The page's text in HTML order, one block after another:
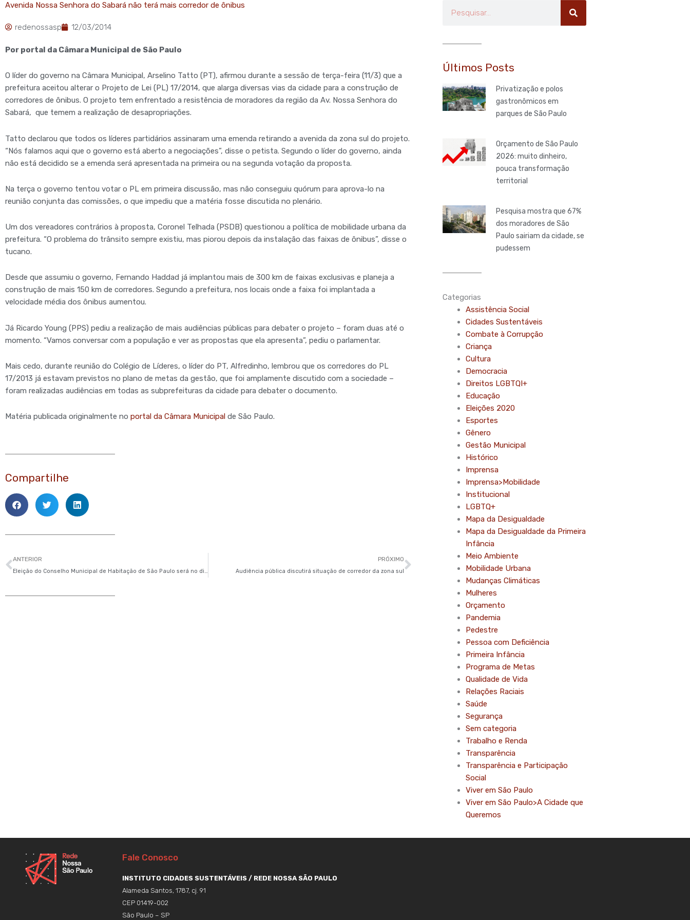
Avenida Nossa Senhora do Sabará não terá mais corredor de ônibus
redenossasp 12/03/2014
Por portal da Câmara Municipal de São Paulo
O líder do governo na Câmara Municipal, Arselino Tatto (PT), afirmou durante a sessão de terça-feira (11/3) que a
prefeitura aceitou alterar o Projeto de Lei (PL) 17/2014, que alarga diversas vias da cidade para a construção de
corredores de ônibus. O projeto tem enfrentado a resistência de moradores da região da Av. Nossa Senhora do
Sabará, que temem a realização de desapropriações.
Tatto declarou que todos os líderes partidários assinaram uma emenda retirando a avenida da zona sul do projeto.
“Nós falamos aqui que o governo está aberto a negociações”, disse o petista. Segundo o líder do governo, ainda
não está decidido se a emenda será apresentada na primeira ou na segunda votação da proposta.
Na terça o governo tentou votar o PL em primeira discussão, mas não conseguiu quórum para aprova-lo na
reunião conjunta das comissões, o que impediu que a matéria fosse discutida no plenário.
Um dos vereadores contrários à proposta, Coronel Telhada (PSDB) questionou a política de mobilidade urbana da
prefeitura. “O problema do trânsito sempre existiu, mas piorou depois da instalação das faixas de ônibus”, disse o
tucano.
Desde que assumiu o governo, Fernando Haddad já implantou mais de 300 km de faixas exclusivas e planeja a
construção de mais 150 km de corredores. Segundo a prefeitura, nos locais onde a faixa foi implantada a
velocidade média dos ônibus aumentou.
Já Ricardo Young (PPS) pediu a realização de mais audiências públicas para debater o projeto – foram duas até o
momento. “Vamos conversar com a população e ver as propostas que ela apresenta”, pediu o parlamentar.
Mais cedo, durante reunião do Colégio de Líderes, o líder do PT, Alfredinho, lembrou que os corredores do PL
17/2013 já estavam previstos no plano de metas da gestão, que foi amplamente discutido com a sociedade –
foram realizadas audiências em todas as subprefeituras da cidade para debater o documento.
Matéria publicada originalmente no portal da Câmara Municipal de São Paulo.
Compartilhe
Anterior
ANTERIOR
Eleição do Conselho Municipal de Habitação de São Paulo será no dia 30/3
PRÓXIMO
Audiência pública discutirá situação de corredor da zona sul
Próximo
Últimos Posts
Privatização e polos
gastronômicos em
parques de São Paulo
Orçamento de São Paulo
2026: muito dinheiro,
pouca transformação
territorial
Pesquisa mostra que 67%
dos moradores de São
Paulo sairiam da cidade, se
pudessem
Categorias
Assistência Social
Cidades Sustentáveis
Combate à Corrupção
Criança
Cultura
Democracia
Direitos LGBTQI+
Educação
Eleições 2020
Esportes
Gênero
Gestão Municipal
Histórico
Imprensa
Imprensa>Mobilidade
Institucional
LGBTQ+
Mapa da Desigualdade
Mapa da Desigualdade da Primeira
Infância
Meio Ambiente
Mobilidade Urbana
Mudanças Climáticas
Mulheres
Orçamento
Pandemia
Pedestre
Pessoa com Deficiência
Primeira Infância
Programa de Metas
Qualidade de Vida
Relações Raciais
Saúde
Segurança
Sem categoria
Trabalho e Renda
Transparência
Transparência e Participação
Social
Viver em São Paulo
Viver em São Paulo>A Cidade que
Queremos
Fale Conosco
INSTITUTO CIDADES SUSTENTÁVEIS / REDE NOSSA SÃO PAULO
Alameda Santos, 1787, cj. 91
CEP 01419-002
São Paulo – SP